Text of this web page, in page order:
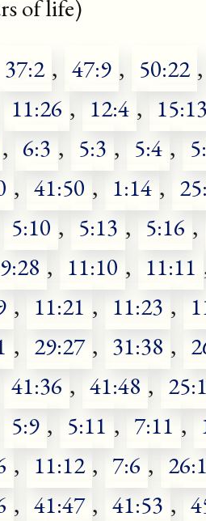
of life)
37:2 , 47:9 , 50:22 ,
11:26 , 12:4 , 15:13
, 6:3 , 5:3 , 5:4 ,
, 41:50 , 1:14 ,
5:10 , 5:13 , 5:16 ,
9:28 , 11:10 , 11:11
, 11:21 , 11:23 ,
, 29:27 , 31:38 ,
41:36 , 41:48 ,
5:9 , 5:11 , 7:11 ,
, 11:12 , 7:6 ,
, 41:47 , 41:53 ,